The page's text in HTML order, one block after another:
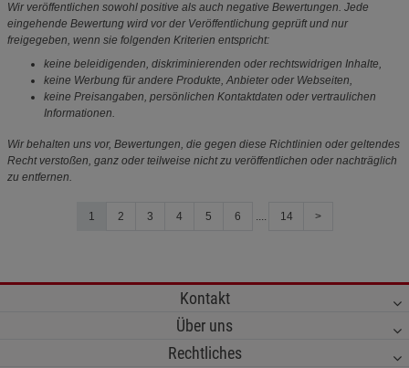
Wir veröffentlichen sowohl positive als auch negative Bewertungen. Jede
eingehende Bewertung wird vor der Veröffentlichung geprüft und nur
freigegeben, wenn sie folgenden Kriterien entspricht:
keine beleidigenden, diskriminierenden oder rechtswidrigen Inhalte,
keine Werbung für andere Produkte, Anbieter oder Webseiten,
keine Preisangaben, persönlichen Kontaktdaten oder vertraulichen
Informationen.
Wir behalten uns vor, Bewertungen, die gegen diese Richtlinien oder geltendes
Recht verstoßen, ganz oder teilweise nicht zu veröffentlichen oder nachträglich
zu entfernen.
1 2 3 4 5 6 .... 14 >
Kontakt
Über uns
Rechtliches